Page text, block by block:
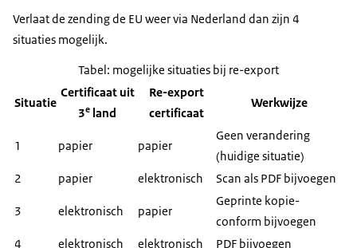
Verlaat de zending de EU weer via Nederland dan zijn 4
situaties mogelijk.
Tabel: mogelijke situaties bij re-export
Situatie
Certificaat uit
3e land
Re-export
certificaat
Werkwijze
1 papier papier
Geen verandering
(huidige situatie)
2
papier elektronisch Scan als PDF bijvoegen
3 elektronisch papier
Geprinte kopie-
conform bijvoegen
4
elektronisch elektronisch PDF bijvoegen